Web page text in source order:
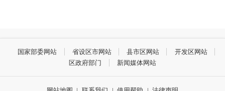
国家部委网站 省设区市网站 县市区网站
开发区网站
区政府部门
新闻媒体网站